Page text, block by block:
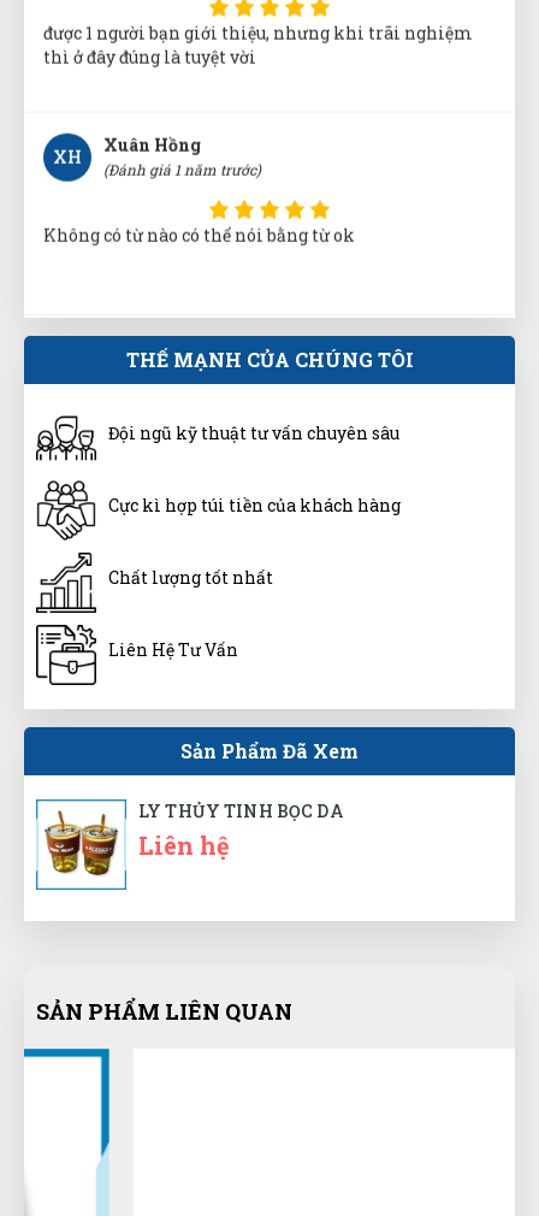
Không có từ nào có thể nói bằng từ ok
NT
Nguyễn Chí Tâm
(Đánh giá 1 năm trước)
rất thích sản phẩm dùng ở đây luôn
Hồ Hoàng Thái
(Đánh giá 1 năm trước)
Lần nào mua cũng được giảm giá
MH
(Đánh giá 1 năm trước)
giao hàng hơi nhanh luôn, ok lắm
TA
Tuấn Anh
trãi nghiệm tốt là đánh giá 5 sao. không nói nhiều
Tư vấn chuyên nghiệp
THẾ MẠNH CỦA CHÚNG TÔI
Đội ngũ kỹ thuật tư vấn chuyên sâu
Cực kì hợp túi tiền của khách hàng
Chất lượng tốt nhất
Liên Hệ Tư Vấn
Sản Phẩm Đã Xem
LY THỦY TINH BỌC DA
Liên hệ
SẢN PHẨM LIÊN QUAN